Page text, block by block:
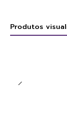
Produtos